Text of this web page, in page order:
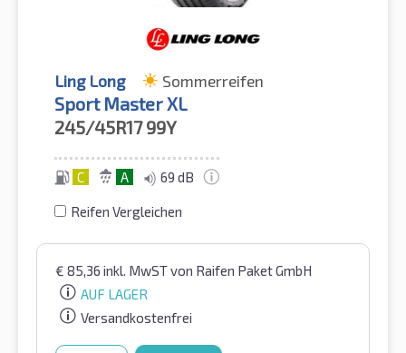
Ling Long Sommerreifen
Sport Master XL
245/45R17 99Y
C A 69 dB
Reifen Vergleichen
€ 85,36 inkl. MwSTvon Raifen Paket GmbH
AUF LAGER
Versandkostenfrei